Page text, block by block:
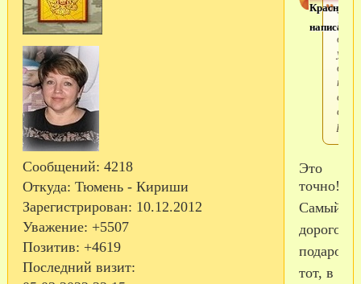
Сообщений: 4218
Откуда: Тюмень - Кириши
Зарегистрирован: 10.12.2012
Уважение: +5507
Позитив: +4619
Последний визит:
а
мне
Это
точно!
Самый
дорогой
подарок
тот, в